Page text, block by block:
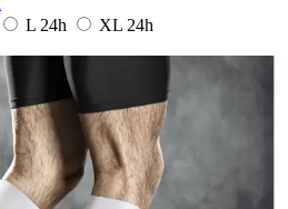
L 24h XL 24h